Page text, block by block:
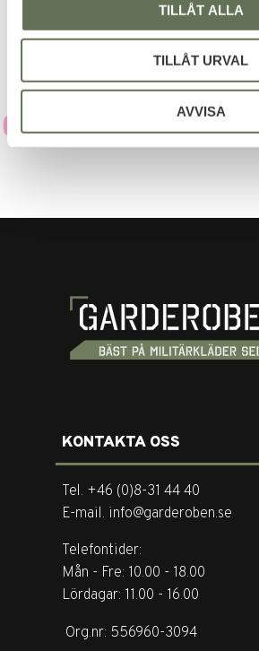
TILLÅT ALLA
TILLÅT URVAL
AVVISA
integritetspolicy.
KONTAKTA OSS
Tel. +46 (0)8-31 44 40
E-mail. info@garderoben.se
Telefontider:
Mån - Fre: 10.00 - 18.00
Lördagar: 11.00 - 16.00
Org.nr: 556960-3094